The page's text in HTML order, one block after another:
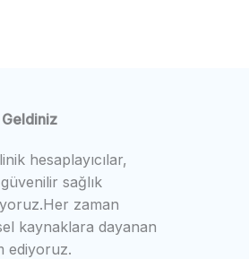
hesaplayıcılar,
sağlık
zaman
kaynaklara dayanan
ediyoruz.